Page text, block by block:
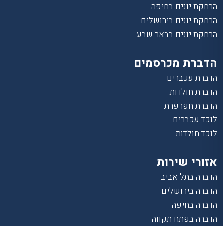
הרחקת יונים בחיפה
הרחקת יונים בירושלים
הרחקת יונים בבאר שבע
הדברת מכרסמים
הדברת עכברים
הדברת חולדות
הדברת חפרפרת
לוכד עכברים
לוכד חולדות
אזורי שירות
הדברה בתל אביב
הדברה בירושלים
הדברה בחיפה
הדברה בפתח תקווה